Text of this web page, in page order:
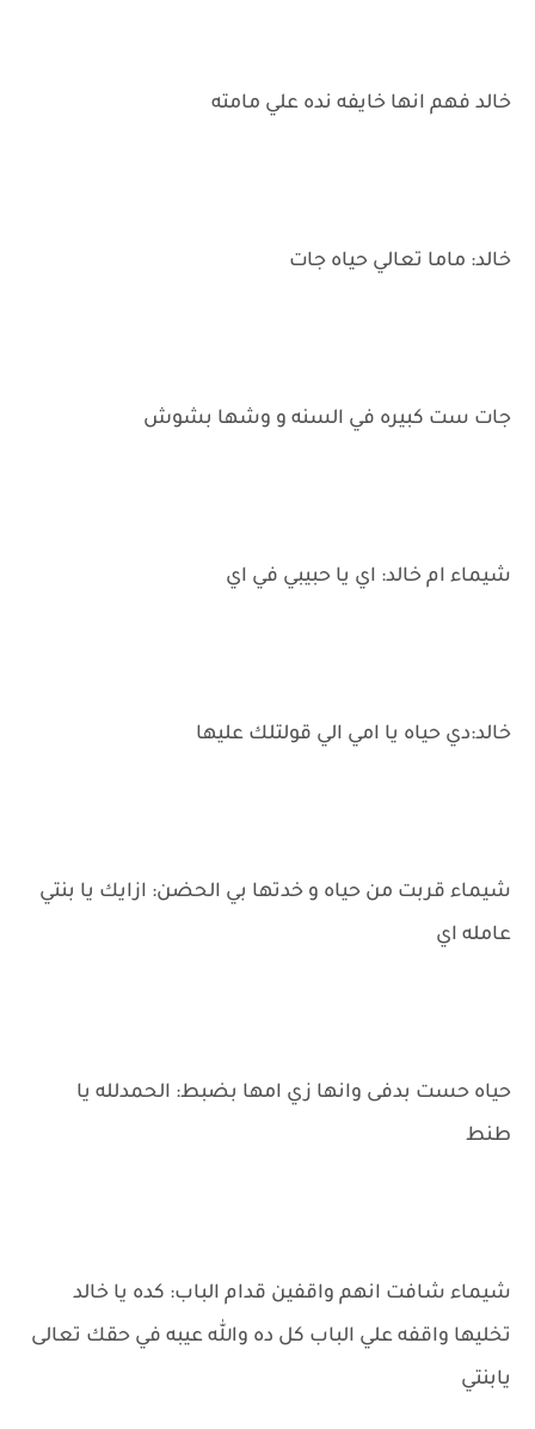
خالد فهم انها خايفه نده علي مامته
خالد: ماما تعالي حياه جات
جات ست كبيره في السنه و وشها بشوش
شيماء ام خالد: اي يا حبيبي في اي
خالد:دي حياه يا امي الي قولتلك عليها
شيماء قربت من حياه و خدتها بي الحضن: ازايك يا بنتي
عامله اي
حياه حست بدفى وانها زي امها بضبط: الحمدلله يا
طنط
شيماء شافت انهم واقفين قدام الباب: كده يا خالد
تخليها واقفه علي الباب كل ده والله عيبه في حقك تعالى
يابنتي